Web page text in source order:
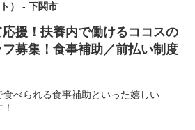
） - 下関市
援！扶養内で働けるココスの
募集！食事補助／前払い制度
べられる食事補助といった嬉しい